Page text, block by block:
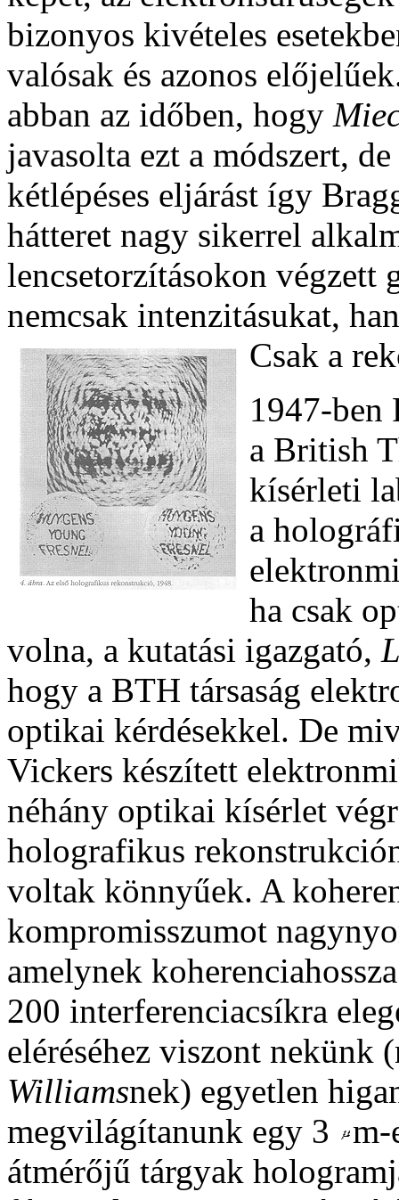
bizonyos kivételes
valósak és azonos
abban az időben, hogy
javasolta ezt a módszert,
kétlépéses eljárást így
hátteret nagy sikerrel
lencsetorzításokon végzett
nemcsak intenzitásukat,
Csak a
1947-ben
a British
kísérleti
a
ha csak
volna, a kutatási igazgató,
hogy a BTH társaság
optikai kérdésekkel. De
Vickers készített
néhány optikai kísérlet
holografikus
voltak könnyűek. A
kompromisszumot
amelynek
200 interferenciacsíkra
eléréséhez viszont nekünk
Williamsnek) egyetlen
megvilágítanunk egy 3
m-
átmérőjű tárgyak